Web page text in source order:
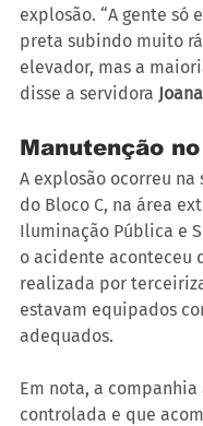
explosão. “A gente só
preta subindo muito
elevador, mas a
disse a servidora
Manutenção
A explosão ocorreu
do Bloco C, na área
Iluminação Pública e
o acidente aconteceu
realizada por
estavam equipados
adequados.
Em nota, a
controlada e que